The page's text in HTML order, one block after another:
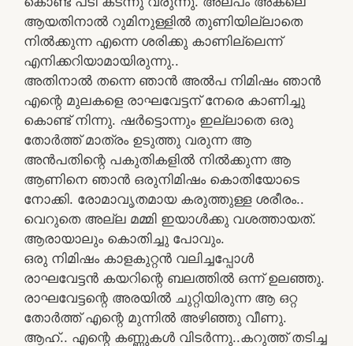
ആയതിനാല്‍ റുമിനുള്ളില്‍ തുണിയില്ലാതെ
നില്‍ക്കുന്ന എന്നെ ശരിക്കു കാണില്ലെന്ന്‌
എനിക്കറിയാമായിരുന്നു..
അതിനാല്‍ തന്നെ ഞാന്‍ അല്‍പ നിമിഷം ഞാന്‍
എന്റെ മുലകളെ രാഘവേട്ടന്‌ നേരെ കാണിച്ചു
കൊണ്ട്‌ നിന്നു. ഷര്‍ട്ടൊന്നും ഇല്ലാതെ ഒരു
തോര്‍ത്ത്‌ മാത്രം ഉടുത്തു വരുന്ന ആ
അന്‍പതിന്റെ പകുതികളില്‍ നില്‍ക്കുന്ന ആ
ആണിനെ ഞാന്‍ ഒരുനിമിഷം കൊതിയോടെ
നോക്കി. രോമാവൃതമായ കരുത്തുള്ള ശരീരം..
വെറുതെ അല്ല മമ്മി ഇയാള്‍ക്കു വശത്തായത്‌.
ആരായാലും കൊതിച്ചു പോവും.
ഒരു നിമിഷം കാളകുറ്റന്‍ വലിച്ചപ്പോള്‍
രാഘവേട്ടന്‍ കയറിന്റെ ബലത്തില്‍ ഒന്ന്‌ ഉലഞ്ഞു.
രാഘവേട്ടന്റെ അരയില്‍ ചുറ്റിയിരുന്ന ആ ഒറ്റ
തോർത്ത് എന്റെ മുന്നില്‍ അഴിഞ്ഞു വീണു.
ആഹ്‌.. എന്റെ കണ്ണുകള്‍ വിടര്‍ന്നു..കറുത്ത്‌ തടിച്ച